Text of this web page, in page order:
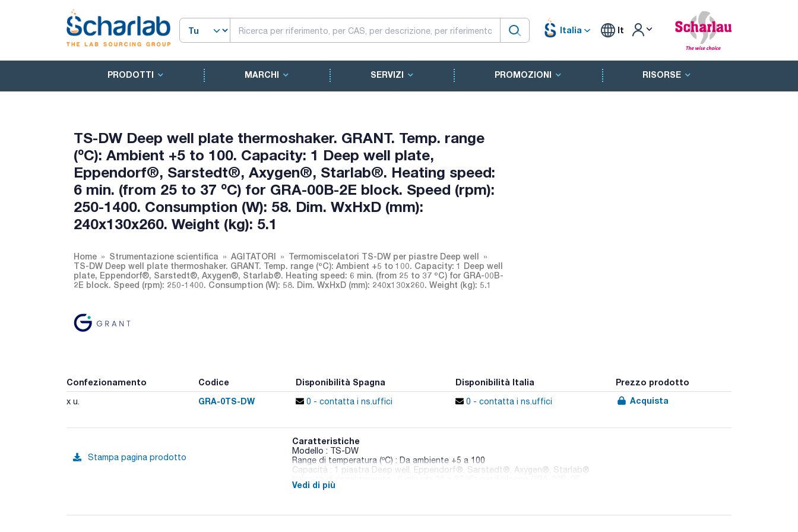
Italia It
PRODOTTI MARCHI SERVIZI PROMOZIONI RISORSE
TS-DW Deep well plate thermoshaker. GRANT. Temp. range
(ºC): Ambient +5 to 100. Capacity: 1 Deep well plate,
Eppendorf®, Sarstedt®, Axygen®, Starlab®. Heating speed:
6 min. (from 25 to 37 ºC) for GRA-00B-2E block. Speed (rpm):
250-1400. Consumption (W): 58. Dim. WxHxD (mm):
240x130x260. Weight (kg): 5.1
Home Strumentazione scientifica AGITATORI
Termomiscelatori TS-DW per piastre Deep well
TS-DW Deep well plate thermoshaker. GRANT. Temp. range (ºC): Ambient +5 to 100. Capacity: 1 Deep well
plate, Eppendorf®, Sarstedt®, Axygen®, Starlab®. Heating speed: 6 min. (from 25 to 37 ºC) for GRA-00B-
2E block. Speed (rpm): 250-1400. Consumption (W): 58. Dim. WxHxD (mm): 240x130x260. Weight (kg): 5.1
Confezionamento Codice Disponibilità Spagna Disponibilità Italia Prezzo prodotto
x u. GRA-0TS-DW 0 - contatta i ns.uffici 0 - contatta i ns.uffici Acquista
Stampa pagina prodotto
Caratteristiche
Modello : TS-DW
Range di temperatura (ºC) : Da ambiente +5 a 100
Capacità : 1 piastra Deep well, Eppendorf®, Sarstedt®, Axygen®, Starlab®
Velocità (rpm) : 250-1.400
Peso (kg) : 5,1
Vedi di più